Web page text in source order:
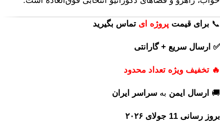
📞 برای قیمت پروژه ای تماس بگیرید
✅ ارسال سریع + گارانتی
🔥 تخفیف ویژه تعداد محدود
🚚 ارسال ایمن به سراسر ایران
بروز رسانی 11 جولای ۲۰۲۶